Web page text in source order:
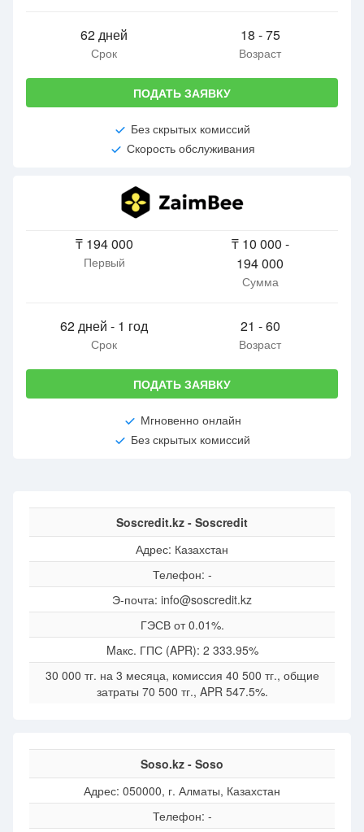
62 дней
Срок
18 - 75
Возраст
ПОДАТЬ ЗАЯВКУ
Без скрытых комиссий
Скорость обслуживания
₸ 194 000
Первый
₸ 10 000 -
194 000
Сумма
62 дней - 1 год
Срок
21 - 60
Возраст
ПОДАТЬ ЗАЯВКУ
Мгновенно онлайн
Без скрытых комиссий
Soscredit.kz - Soscredit
Адрес: Казахстан
Телефон: -
Э-почта: info@soscredit.kz
ГЭСВ от 0.01%.
Mакс. ГПС (APR): 2 333.95%
30 000 тг. на 3 месяца, комиссия 40 500 тг., общие
затраты 70 500 тг., APR 547.5%.
Soso.kz - Soso
Адрес: 050000, г. Алматы, Казахстан
Телефон: -